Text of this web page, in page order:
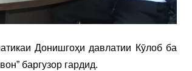
Донишгоҳи давлатии Кӯлоб ба
баргузор гардид.